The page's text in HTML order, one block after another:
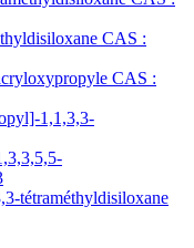
CAS :
CAS :
1,1,3,3-
tétraméthyldisiloxane